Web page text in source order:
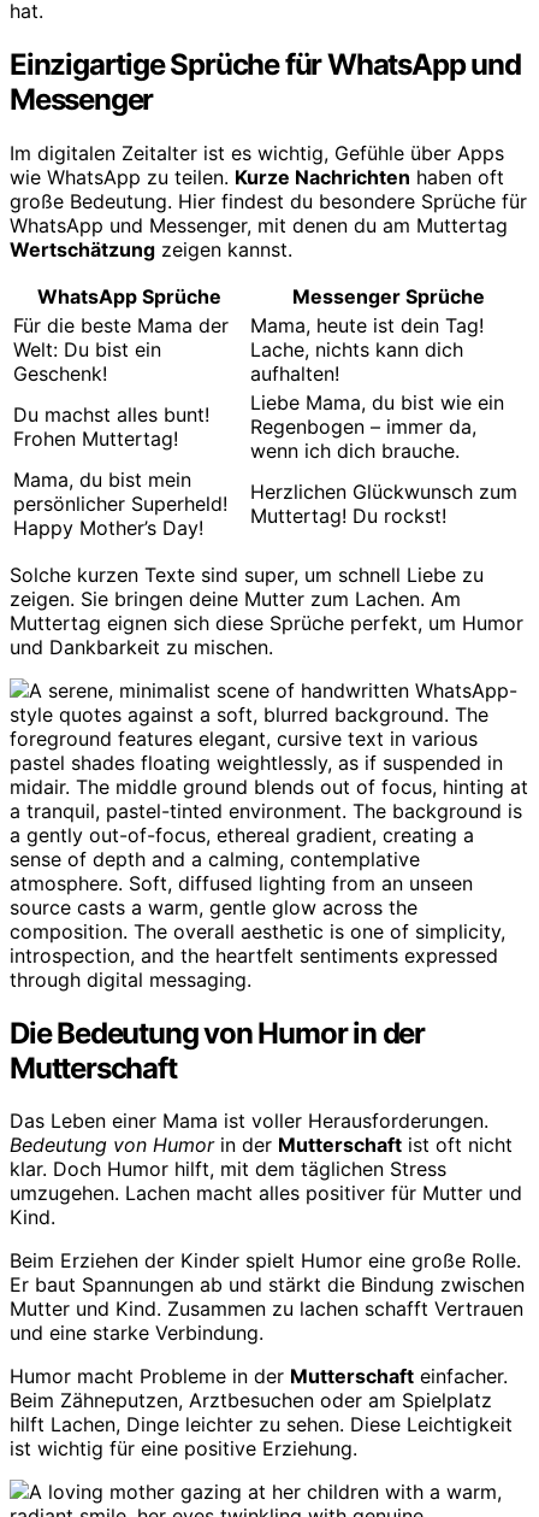
hat.
Einzigartige Sprüche für WhatsApp und
Messenger
Im digitalen Zeitalter ist es wichtig, Gefühle über Apps
wie WhatsApp zu teilen. Kurze Nachrichten haben oft
große Bedeutung. Hier findest du besondere Sprüche für
WhatsApp und Messenger, mit denen du am Muttertag
Wertschätzung zeigen kannst.
WhatsApp Sprüche
Messenger Sprüche
Für die beste Mama der
Welt: Du bist ein
Geschenk!
Mama, heute ist dein Tag!
Lache, nichts kann dich
aufhalten!
Du machst alles bunt!
Frohen Muttertag!
Liebe Mama, du bist wie ein
Regenbogen – immer da,
wenn ich dich brauche.
Mama, du bist mein
persönlicher Superheld!
Happy Mother’s Day!
Herzlichen Glückwunsch zum
Muttertag! Du rockst!
Solche kurzen Texte sind super, um schnell Liebe zu
zeigen. Sie bringen deine Mutter zum Lachen. Am
Muttertag eignen sich diese Sprüche perfekt, um Humor
und Dankbarkeit zu mischen.
Die Bedeutung von Humor in der
Mutterschaft
Das Leben einer Mama ist voller Herausforderungen.
Bedeutung von Humorin der Mutterschaft ist oft nicht
klar. Doch Humor hilft, mit dem täglichen Stress
umzugehen. Lachen macht alles positiver für Mutter und
Kind.
Beim Erziehen der Kinder spielt Humor eine große Rolle.
Er baut Spannungen ab und stärkt die Bindung zwischen
Mutter und Kind. Zusammen zu lachen schafft Vertrauen
und eine starke Verbindung.
Humor macht Probleme in der Mutterschaft einfacher.
Beim Zähneputzen, Arztbesuchen oder am Spielplatz
hilft Lachen, Dinge leichter zu sehen. Diese Leichtigkeit
ist wichtig für eine positive Erziehung.